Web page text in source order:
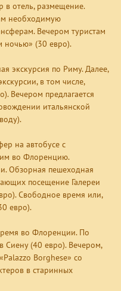
в отель, размещение.
необходимую
Вечером туристам
ночью» (30 евро).
экскурсия по Риму. Далее,
в том числе,
Вечером предлагается
итальянской
на автобусе с
во Флоренцию.
Обзорная пешеходная
посещение Галереи
Свободное время или,
евро).
во Флоренции. По
Сиену (40 евро). Вечером,
Borghese» со
в старинных